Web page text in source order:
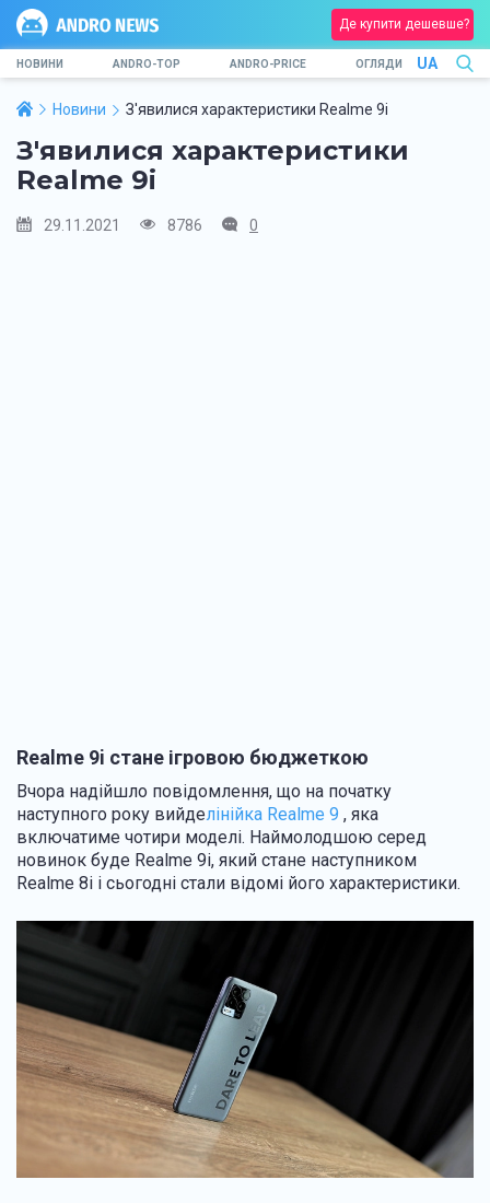
Де купити дешевше?
НОВИНИ ANDRO-TOP ANDRO-PRICE ОГЛЯДИ UA
Новини З'явилися характеристики Realme 9i
З'явилися характеристики
Realme 9i
29.11.2021 8786 0
Realme 9i стане ігровою бюджеткою
Вчора надійшло повідомлення, що на початку
наступного року вийделінійка Realme 9 , яка
включатиме чотири моделі. Наймолодшою серед
новинок буде Realme 9i, який стане наступником
Realme 8i і сьогодні стали відомі його характеристики.